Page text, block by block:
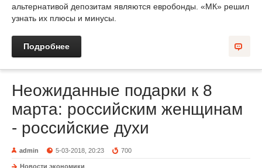
альтернативой депозитам являются евробонды. «МК» решил
узнать их плюсы и минусы.
Подробнее
Неожиданные подарки к 8
марта: российским женщинам
- российские духи
admin 5-03-2018, 20:23 700
Новости экономики